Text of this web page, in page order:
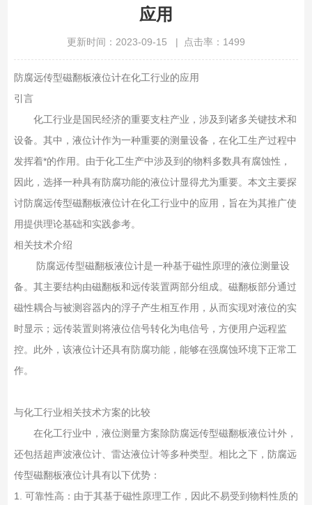
应用
更新时间：2023-09-15 | 点击率：1499
防腐远传型磁翻板液位计在化工行业的应用
引言
化工行业是国民经济的重要支柱产业，涉及到诸多关键技术和
设备。其中，液位计作为一种重要的测量设备，在化工生产过程中
发挥着*的作用。由于化工生产中涉及到的物料多数具有腐蚀性，
因此，选择一种具有防腐功能的液位计显得尤为重要。本文主要探
讨防腐远传型磁翻板液位计在化工行业中的应用，旨在为其推广使
用提供理论基础和实践参考。
相关技术介绍
防腐远传型磁翻板液位计是一种基于磁性原理的液位测量设
备。其主要结构由磁翻板和远传装置两部分组成。磁翻板部分通过
磁性耦合与被测容器内的浮子产生相互作用，从而实现对液位的实
时显示；远传装置则将液位信号转化为电信号，方便用户远程监
控。此外，该液位计还具有防腐功能，能够在强腐蚀环境下正常工
作。
与化工行业相关技术方案的比较
在化工行业中，液位测量方案除防腐远传型磁翻板液位计外，
还包括超声波液位计、雷达液位计等多种类型。相比之下，防腐远
传型磁翻板液位计具有以下优势：
1. 可靠性高：由于其基于磁性原理工作，因此不易受到物料性质的